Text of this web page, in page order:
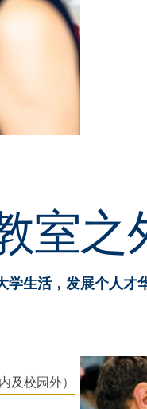
室之
学生活，发展个人才
及校园外）